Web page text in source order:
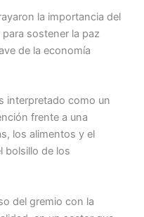
la importancia del
sostener la paz
de la economía
interpretado como un
frente a una
los alimentos y el
bolsillo de los
del gremio con la